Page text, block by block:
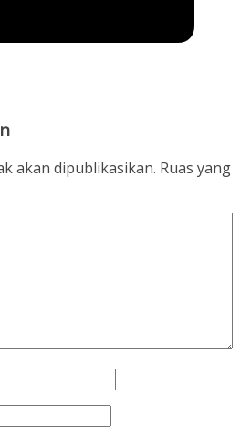
akan dipublikasikan. Ruas yang